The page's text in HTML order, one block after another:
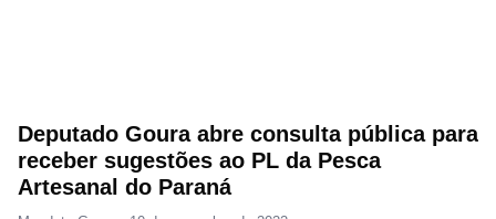
Deputado Goura abre consulta pública para
receber sugestões ao PL da Pesca
Artesanal do Paraná